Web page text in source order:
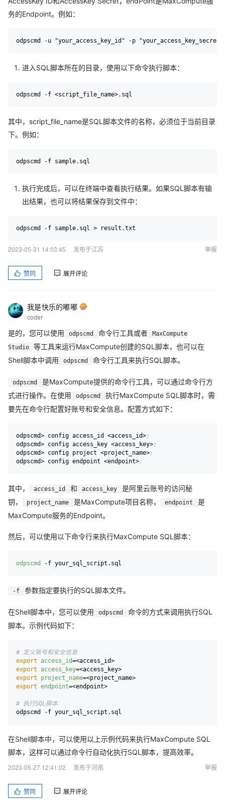
务的Endpoint。例如：
进入SQL脚本所在的目录，使用以下命令执行脚本：
其中，script_file_name是SQL脚本文件的名称，必须位于当前目录
下。例如：
执行完成后，可以在终端中查看执行结果。如果SQL脚本有输
出结果，也可以将结果保存到文件中：
2023-05-31 14:03:45 发布于江苏 举报
赞同 展开评论
我是快乐的嘟嘟
coder
是的，您可以使用
odpscmd 命令行工具或者
MaxCompute
Studio
等工具来运行MaxCompute创建的SQL脚本，也可以在
Shell脚本中调用
odpscmd 命令行工具来执行SQL脚本。
odpscmd
是MaxCompute提供的命令行工具，可以通过命令行方
式进行操作。在使用
odpscmd
执行MaxCompute SQL脚本时，需
要先在命令行配置好账号和安全信息。配置方式如下：
odpscmd> config access_id <access_id>;
odpscmd> config access_key <access_key>;
odpscmd> config project <project_name>;
odpscmd> config endpoint <endpoint>;
其中， access_id 和 access_key
是阿里云账号的访问秘
钥，
project_name 是MaxCompute项目名称， endpoint
是
MaxCompute服务的Endpoint。
然后，可以使用以下命令行来执行MaxCompute SQL脚本：
odpscmd
-f 参数指定要执行的SQL脚本文件。
在Shell脚本中，您可以使用 odpscmd
命令的方式来调用执行SQL
脚本。示例代码如下：
# 定义账号和安全信息
export access_id
export access_key
export
project_name
export endpoint=<endpoint>
# 执行SQL脚本
在Shell脚本中，可以使用以上示例代码来执行MaxCompute SQL
脚本，这样可以通过命令行自动化执行SQL脚本，提高效率。
2023-05-27 12:41:02
发布于河南 举报
赞同 展开评论